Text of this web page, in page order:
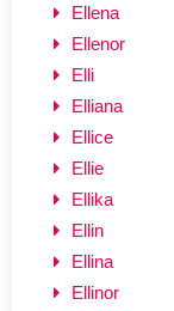
Ellena
Ellenor
Elli
Elliana
Ellice
Ellie
Ellika
Ellin
Ellina
Ellinor